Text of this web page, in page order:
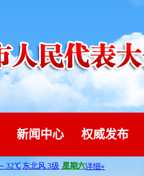
新闻中心 权威发布